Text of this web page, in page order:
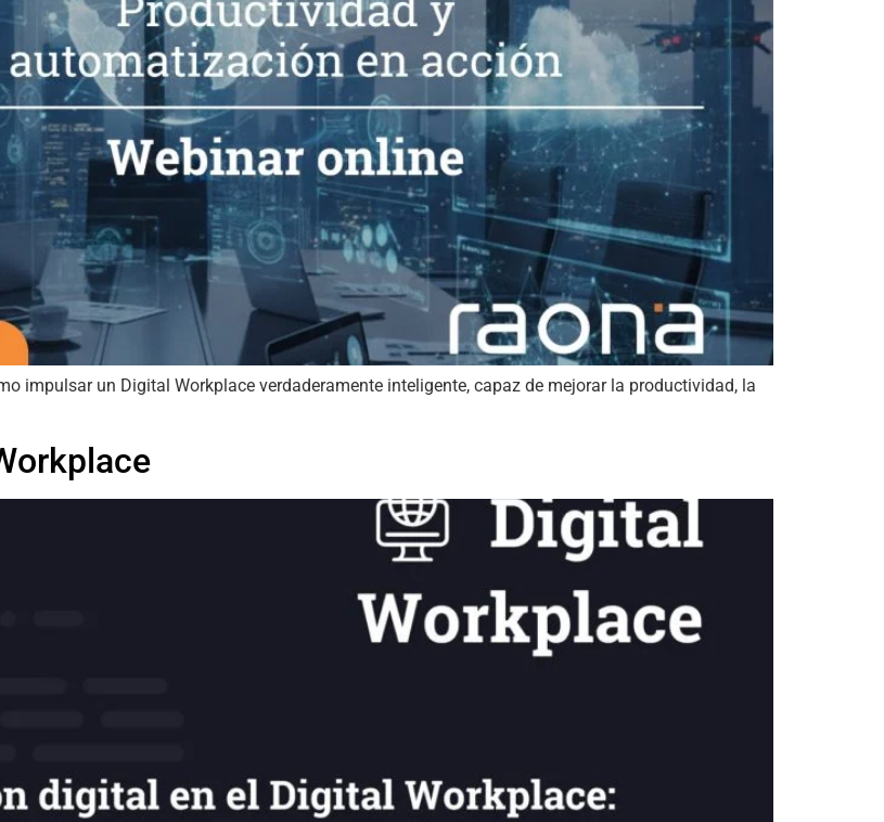
impulsar un Digital Workplace verdaderamente inteligente, capaz de mejorar la productividad, la